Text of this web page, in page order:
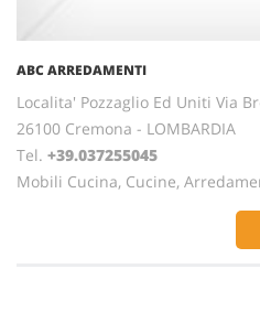
ABC ARREDAMENTI
Localita' Pozzaglio Ed Uniti Via
26100 Cremona - LOMBARDIA
Tel. +39.037255045
Mobili Cucina, Cucine,